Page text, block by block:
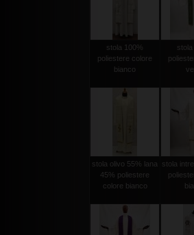
stola 100%
poliestere colore
bianco
stola olivo 55% lana
45% poliestere
colore bianco
stola